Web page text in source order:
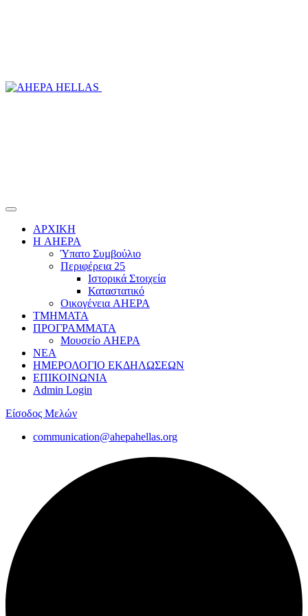
ΑΡΧΙΚΗ
Η AHEPA
Ύπατο Συµβούλιο
Περιφέρεια 25
Ιστορικά Στοιχεία
Καταστατικό
Οικογένεια AHEPA
ΤΜΗΜΑΤΑ
ΠΡΟΓΡΑΜΜΑΤΑ
Μουσείο AHEPA
ΝΕΑ
ΗΜΕΡΟΛΟΓΙΟ ΕΚΔΗΛΩΣΕΩΝ
ΕΠΙΚΟΙΝΩΝΙΑ
Admin Login
Είσοδος Μελών
communication@ahepahellas.org